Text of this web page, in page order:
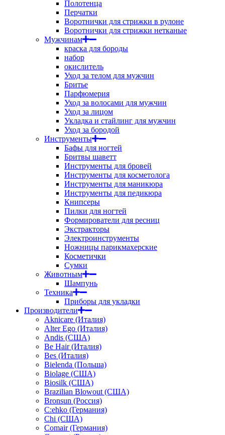
Полотенца
Перчатки
Воротнички для стрижки в рулоне
Воротнички для стрижки нетканые
Мужчинам
краска для бороды
набор
окислитель
Уход за телом для мужчин
Бритье
Парфюмерия
Уход за волосами для мужчин
Уход за лицом
Укладка и стайлинг для мужчин
Уход за бородой
Инструменты
Бафы для ногтей
Бритвы шаветт
Инструменты для бровей
Инструменты для косметолога
Инструменты для маникюра
Инструменты для педикюра
Книпсеры
Пилки для ногтей
Формирователи для ресниц
Экстракторы
Электроинструменты
Ножницы парикмахерские
Косметички
Сумки
Животным
Шампунь
Техника
Приборы для укладки
Производители
Aknicare (Италия)
Alter Ego (Италия)
Andis (США)
Be Hair (Италия)
Bes (Италия)
Bielenda (Польша)
Biolage (США)
Biosilk (США)
Brazilian Blowout (США)
Bronsun (Россия)
C:ehko (Германия)
Chi (США)
Comair (Германия)